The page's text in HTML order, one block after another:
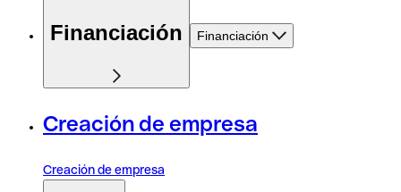
Financiación Financiación
Creación de empresa
Creación de empresa